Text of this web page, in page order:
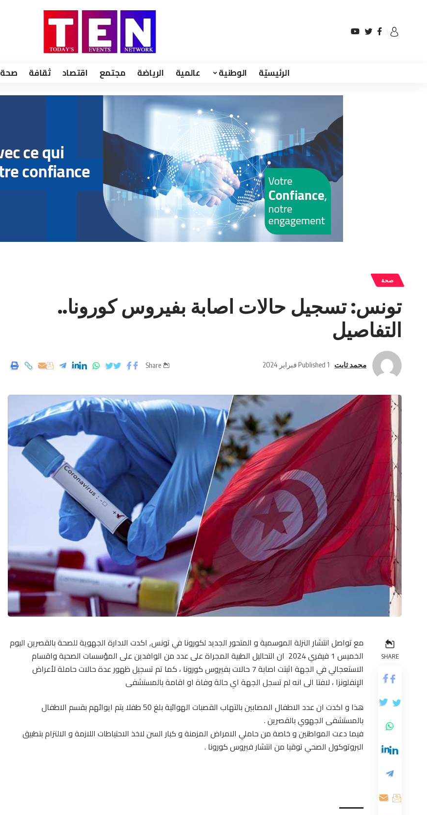
الرئيسيّة الوطنية عالمية الرياضة مجتمع اقتصاد ثقافة صحة
صحة
تونس: تسجيل حالات اصابة بفيروس كورونا..
التفاصيل
محمد ثابت Published 1 فبراير 2024 Share
SHARE
مع تواصل انتشار النزلة الموسمية و المتحور الجديد لكورونا في تونس, اكدت الادارة الجهوية للصحة بالقصرين اليوم
الخميس 1 فيفري 2024 ان التحاليل الطبية المجراة على عدد من الوافدين على المؤسسات الصحية واقسام
الاستعجالي في الجهة اثبتت اصابة 7 حالات بفيروس كورونا ، كما تم تسجيل ظهور عدة حالات حاملة لأعراض
الإنفلونزا ، لافتا الى انه لم تسجل الجهة اي حالة وفاة او اقامة بالمستشفى
هذا و اكدت ان عدد الاطفال المصابين بالتهاب القصبات الهوائية بلغ 50 طفلا يتم ايوائهم بقسم الاطفال
بالمستشفى الجهوي بالقصرين .
فيما دعت المواطنين و خاصة من حاملي الامراض المزمنة و كبار السن لاخذ الاحتياطات اللازمة و الالتزام بتطبيق
البروتوكول الصحي توقيا من انتشار فيروس كورونا .